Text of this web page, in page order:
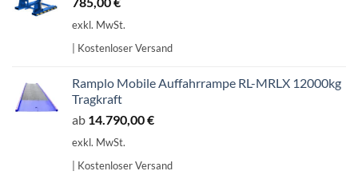
exkl. MwSt.
| Kostenloser Versand
Ramplo Mobile Auffahrrampe RL-MRLX 12000kg
Tragkraft
ab 14.790,00€
exkl. MwSt.
| Kostenloser Versand